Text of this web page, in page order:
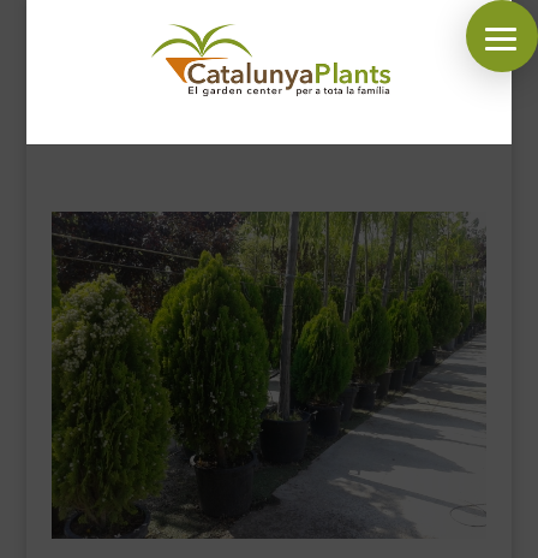
SÍGUENOS EN:
INICIO
PLANTAS
COMPLEMENTOS JARDÍN
MASCOTAS
DECORACIÓN
HORARIO GARDEN
CONTACTAR